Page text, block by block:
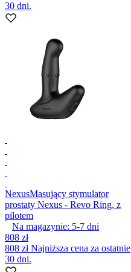
30 dni.
NexusMasujący stymulator
prostaty Nexus - Revo Ring, z
pilotem
Na magazynie: 5-7 dni
808 zł
808 złNajniższa cena za ostatnie
30 dni.